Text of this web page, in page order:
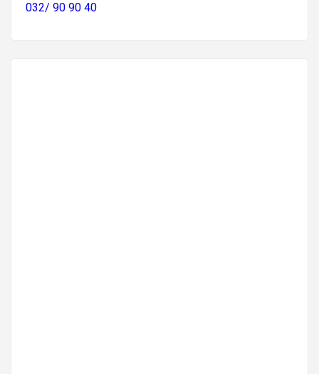
032/ 90 90 40